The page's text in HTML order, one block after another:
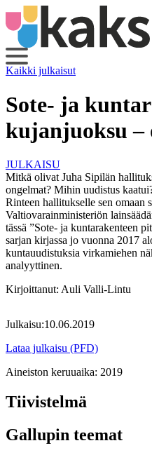
Siirry
sisältöön
Kaikki julkaisut
Sote- ja
kujanjuoksu –
JULKAISU
Mitkä olivat Juha Sipilän
ongelmat? Mihin uudistus
Rinteen hallitukselle sen omaan
Valtiovarainministeriön
tässä ”Sote- ja kuntarakenteen
sarjan kirjassa jo vuonna 2017
kuntauudistuksia virkamiehen
analyyttinen.
Kirjoittanut: Auli Valli-Lintu
Julkaisu:10.06.2019
Lataa julkaisu (PFD)
Aineiston keruuaika: 2019
Tiivistelmä
Gallupin teemat